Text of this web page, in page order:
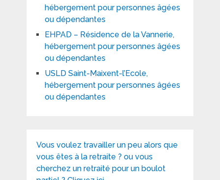
hébergement pour personnes âgées
ou dépendantes
EHPAD – Résidence de la Vannerie,
hébergement pour personnes âgées
ou dépendantes
USLD Saint-Maixent-l’Ecole,
hébergement pour personnes âgées
ou dépendantes
Vous voulez travailler un peu alors que
vous êtes à la retraite ? ou vous
cherchez un retraité pour un boulot